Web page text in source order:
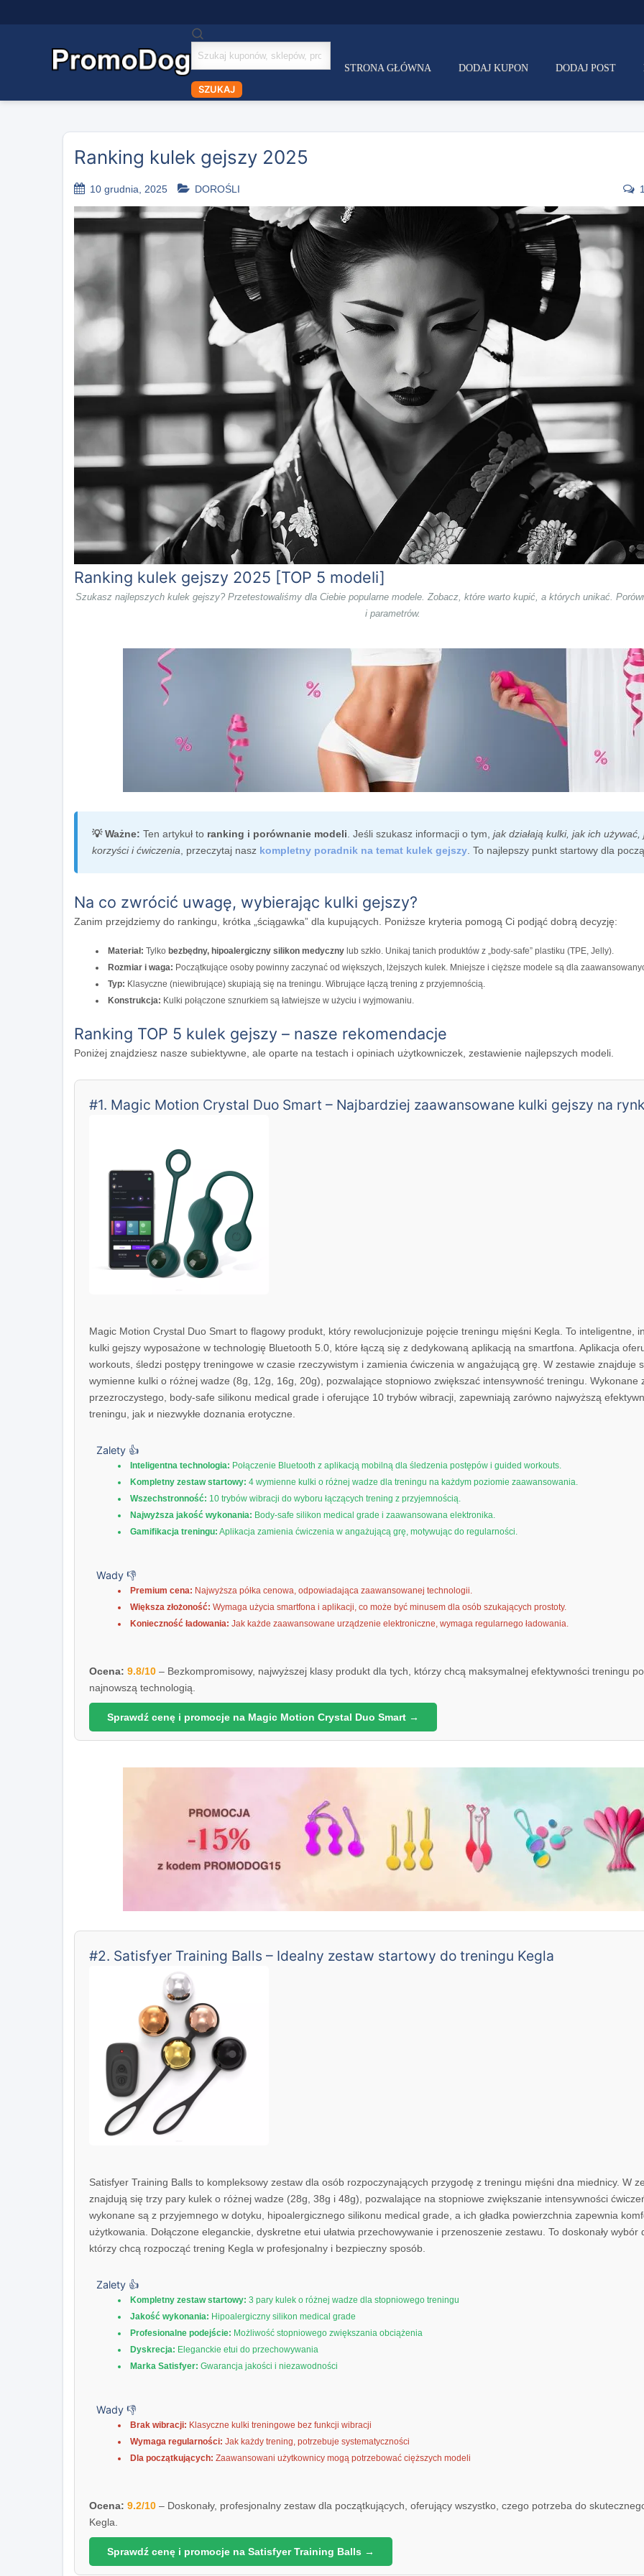
Szukaj
kuponów
SZUKAJ
STRONA GŁÓWNA DODAJ KUPON DODAJ POST
Ranking kulek gejszy 2025
10 grudnia, 2025 DOROŚLI
Ranking kulek gejszy 2025 [TOP 5 modeli]
Szukasz najlepszych kulek gejszy? Przetestowaliśmy dla Ciebie popularne modele. Zobacz, które warto kupić, a których unikać.
i parametrów.
💡 Ważne: Ten artykuł to ranking i porównanie modeli. Jeśli szukasz informacji o tym, jak działają kulki, jak ich używać,
korzyści i ćwiczenia, przeczytaj nasz kompletny poradnik na temat kulek gejszy. To najlepszy punkt startowy dla
Na co zwrócić uwagę, wybierając kulki gejszy?
Zanim przejdziemy do rankingu, krótka „ściągawka” dla kupujących. Poniższe kryteria pomogą Ci podjąć dobrą decyzję:
Materiał: Tylko bezbędny, hipoalergiczny silikon medyczny lub szkło. Unikaj tanich produktów z „body-safe” plastiku (TPE, Jelly).
Rozmiar i waga: Początkujące osoby powinny zaczynać od większych, lżejszych kulek. Mniejsze i cięższe modele są dla
Typ: Klasyczne (niewibrujące) skupiają się na treningu. Wibrujące łączą trening z przyjemnością.
Konstrukcja: Kulki połączone sznurkiem są łatwiejsze w użyciu i wyjmowaniu.
Ranking TOP 5 kulek gejszy – nasze rekomendacje
Poniżej znajdziesz nasze subiektywne, ale oparte na testach i opiniach użytkowniczek, zestawienie najlepszych modeli.
#1. Magic Motion Crystal Duo Smart – Najbardziej zaawansowane kulki gejszy na
Magic Motion Crystal Duo Smart to flagowy produkt, który rewolucjonizuje pojęcie treningu mięśni Kegla. To inteligentne,
kulki gejszy wyposażone w technologię Bluetooth 5.0, które łączą się z dedykowaną aplikacją na smartfona. Aplikacja
workouts, śledzi postępy treningowe w czasie rzeczywistym i zamienia ćwiczenia w angażującą grę. W zestawie znajduje
wymienne kulki o różnej wadze (8g, 12g, 16g, 20g), pozwalające stopniowo zwiększać intensywność treningu. Wykonane
przezroczystego, body-safe silikonu medical grade i oferujące 10 trybów wibracji, zapewniają zarówno najwyższą
treningu, jak и niezwykłe doznania erotyczne.
Zalety 👍
Inteligentna technologia: Połączenie Bluetooth z aplikacją mobilną dla śledzenia postępów i guided workouts.
Kompletny zestaw startowy: 4 wymienne kulki o różnej wadze dla treningu na każdym poziomie zaawansowania.
Wszechstronność: 10 trybów wibracji do wyboru łączących trening z przyjemnością.
Najwyższa jakość wykonania: Body-safe silikon medical grade i zaawansowana elektronika.
Gamifikacja treningu: Aplikacja zamienia ćwiczenia w angażującą grę, motywując do regularności.
Wady 👎
Premium cena: Najwyższa półka cenowa, odpowiadająca zaawansowanej technologii.
Większa złożoność: Wymaga użycia smartfona i aplikacji, co może być minusem dla osób szukających prostoty.
Konieczność ładowania: Jak każde zaawansowane urządzenie elektroniczne, wymaga regularnego ładowania.
Ocena: 9.8/10 – Bezkompromisowy, najwyższej klasy produkt dla tych, którzy chcą maksymalnej efektywności treningu
najnowszą technologią.
Sprawdź cenę i promocje na Magic Motion Crystal Duo Smart →
#2. Satisfyer Training Balls – Idealny zestaw startowy do treningu Kegla
Satisfyer Training Balls to kompleksowy zestaw dla osób rozpoczynających przygodę z treningu mięśni dna miednicy. W
znajdują się trzy pary kulek o różnej wadze (28g, 38g i 48g), pozwalające na stopniowe zwiększanie intensywności
wykonane są z przyjemnego w dotyku, hipoalergicznego silikonu medical grade, a ich gładka powierzchnia zapewnia
użytkowania. Dołączone eleganckie, dyskretne etui ułatwia przechowywanie i przenoszenie zestawu. To doskonały wybór
którzy chcą rozpocząć trening Kegla w profesjonalny i bezpieczny sposób.
Zalety 👍
Kompletny zestaw startowy: 3 pary kulek o różnej wadze dla stopniowego treningu
Jakość wykonania: Hipoalergiczny silikon medical grade
Profesionalne podejście: Możliwość stopniowego zwiększania obciążenia
Dyskrecja: Eleganckie etui do przechowywania
Marka Satisfyer: Gwarancja jakości i niezawodności
Wady 👎
Brak wibracji: Klasyczne kulki treningowe bez funkcji wibracji
Wymaga regularności: Jak każdy trening, potrzebuje systematyczności
Dla początkujących: Zaawansowani użytkownicy mogą potrzebować cięższych modeli
Ocena: 9.2/10 – Doskonały, profesjonalny zestaw dla początkujących, oferujący wszystko, czego potrzeba do
Kegla.
Sprawdź cenę i promocje na Satisfyer Training Balls →